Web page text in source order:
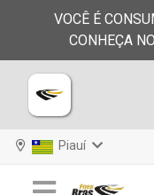
VOCÊ É
CONHEÇA
Piauí